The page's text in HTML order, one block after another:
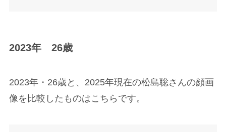
2023年 26歳
2023年・26歳と、2025年現在の松島聡さんの顔画
像を比較したものはこちらです。